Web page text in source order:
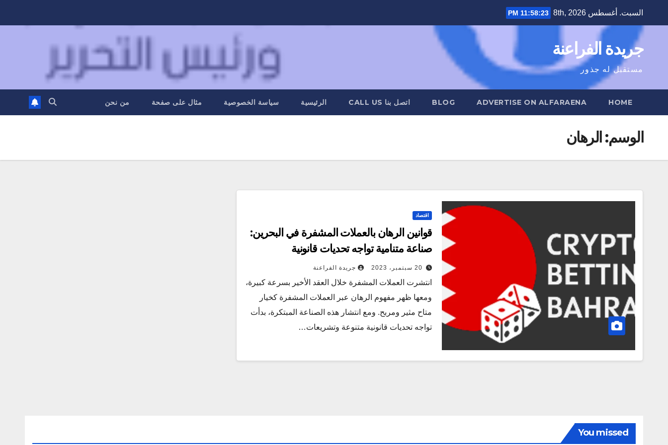
السبت. أغسطس 8th, 2026 11:58:23 PM
جريدة الفراعنة
مستقبل له جذور
HOME
ADVERTISE ON ALFARAENA
BLOG اتصل بنا CALL US الرئيسية سياسة الخصوصية مثال على صفحة من نحن
الوسم: الرهان
اقتصاد
قوانين الرهان بالعملات المشفرة في البحرين:
صناعة متنامية تواجه تحديات قانونية
20 سبتمبر، 2023 جريدة الفراعنة
انتشرت العملات المشفرة خلال العقد الأخير بسرعة كبيرة،
ومعها ظهر مفهوم الرهان عبر العملات المشفرة كخيار
متاح مثير ومربح. ومع انتشار هذه الصناعة المبتكرة، بدأت
تواجه تحديات قانونية متنوعة وتشريعات…
You missed